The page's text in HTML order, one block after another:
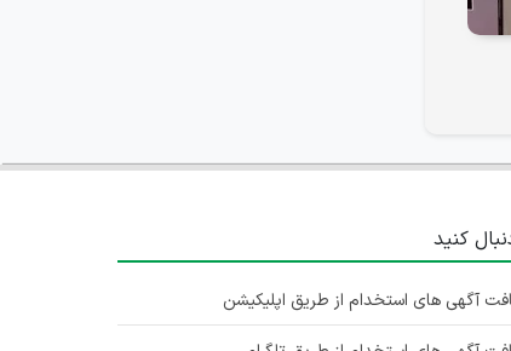
کنید
آگهی های استخدام از طریق اپلیکیشن